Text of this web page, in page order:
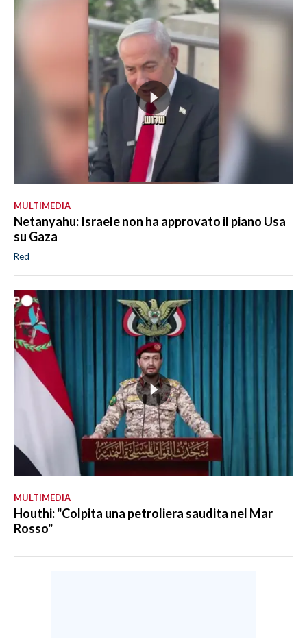
MULTIMEDIA
Netanyahu: Israele non ha approvato il piano Usa
su Gaza
Red
MULTIMEDIA
Houthi: "Colpita una petroliera saudita nel Mar
Rosso"